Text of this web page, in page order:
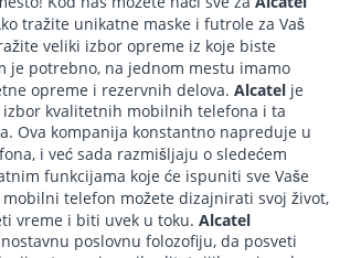
tražite unikatne maske i futrole za Vaš
veliki izbor opreme iz koje biste
je potrebno, na jednom mestu imamo
opreme i rezervnih delova. Alcatel je
kvalitetnih mobilnih telefona i ta
Ova kompanija konstantno napreduje u
i već sada razmišljaju o sledećem
funkcijama koje će ispuniti sve Vaše
mobilni telefon možete dizajnirati svoj život,
vreme i biti uvek u toku. Alcatel
poslovnu folozofiju, da posveti